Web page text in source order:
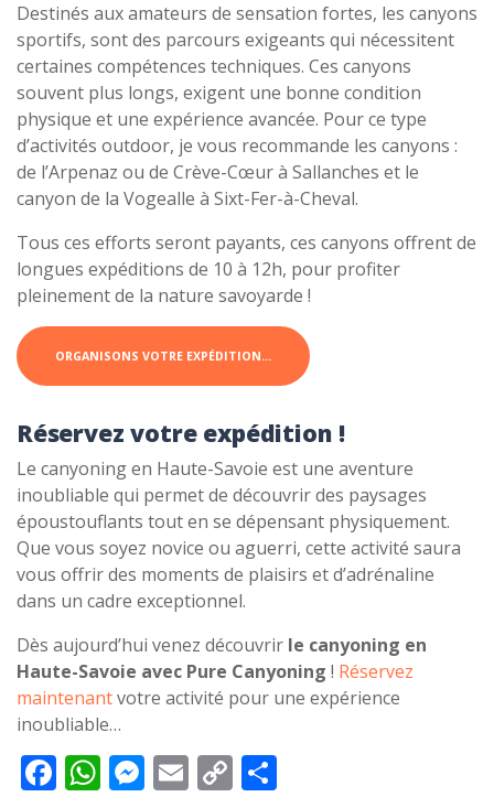
Destinés aux amateurs de sensation fortes, les canyons
sportifs, sont des parcours exigeants qui nécessitent
certaines compétences techniques. Ces canyons
souvent plus longs, exigent une bonne condition
physique et une expérience avancée. Pour ce type
d’activités outdoor, je vous recommande les canyons :
de l’Arpenaz ou de Crève-Cœur à Sallanches et le
canyon de la Vogealle à Sixt-Fer-à-Cheval.
Tous ces efforts seront payants, ces canyons offrent de
longues expéditions de 10 à 12h, pour profiter
pleinement de la nature savoyarde !
ORGANISONS VOTRE EXPÉDITION…
Réservez votre expédition !
Le canyoning en Haute-Savoie est une aventure
inoubliable qui permet de découvrir des paysages
époustouflants tout en se dépensant physiquement.
Que vous soyez novice ou aguerri, cette activité saura
vous offrir des moments de plaisirs et d’adrénaline
dans un cadre exceptionnel.
Dès aujourd’hui venez découvrir le canyoning en
Haute-Savoie avec Pure Canyoning ! Réservez
maintenantvotre activité pour une expérience
inoubliable…
Facebook
WhatsApp
Messenger
Email
Copy